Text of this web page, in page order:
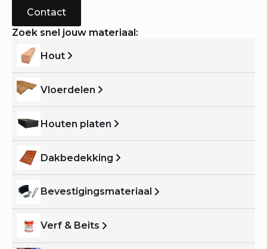
Contact
Zoek snel jouw materiaal:
Hout
Vloerdelen
Houten platen
Dakbedekking
Bevestigingsmateriaal
Verf & Beits